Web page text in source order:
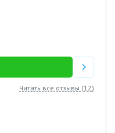
Читать все отзывы (12)